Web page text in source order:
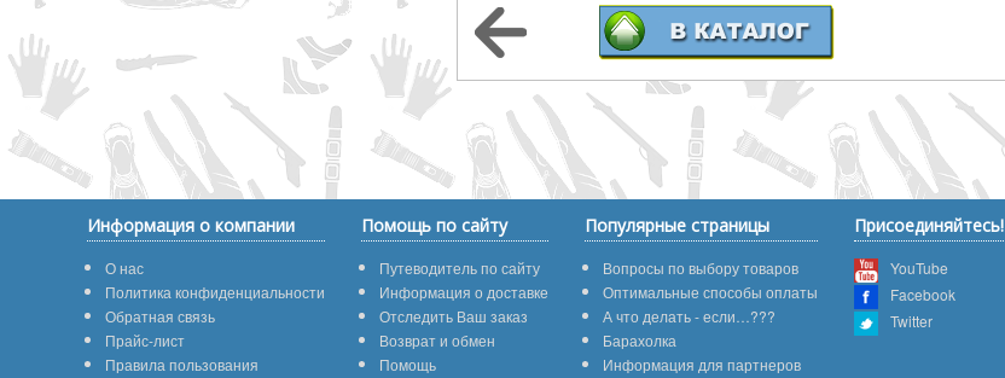
Информация о компании
О нас
Политика конфиденциальности
Обратная связь
Прайс-лист
Правила пользования
Помощь по сайту
Путеводитель по сайту
Информация о доставке
Отследить Ваш заказ
Возврат и обмен
Помощь
Популярные страницы
Вопросы по выбору товаров
Оптимальные способы оплаты
А что делать - если…???
Барахолка
Информация для партнеров
Присоединяйтесь!
YouTube
Facebook
Twitter